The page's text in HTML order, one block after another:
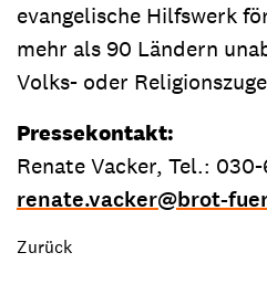
evangelische Hilfswerk
mehr als 90 Ländern
Volks- oder
Pressekontakt:
Renate Vacker, Tel.: 030-
renate.vacker@brot-
Zurück